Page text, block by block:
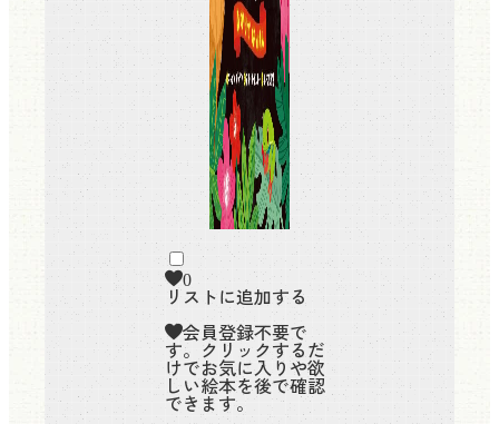
0
リストに追加する
会員登録不要で
す。クリックするだ
けでお気に入りや欲
しい絵本を後で確認
できます。